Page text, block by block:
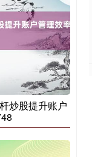
+0.25%
炒股提升账户